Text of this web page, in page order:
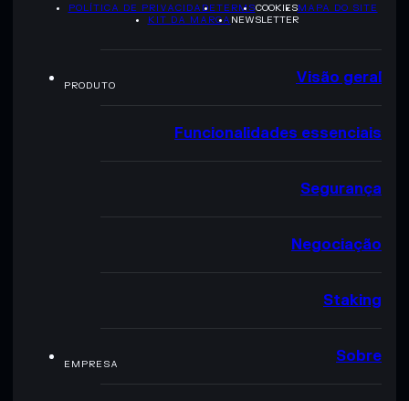
POLÍTICA DE PRIVACIDADETERMSCOOKIESMAPA DO SITE
KIT DA MARCA NEWSLETTER
PRODUTO Visão geral
Funcionalidades essenciais
Segurança
Negociação
Staking
EMPRESA Sobre